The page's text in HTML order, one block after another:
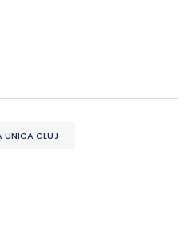
UNICA CLUJ